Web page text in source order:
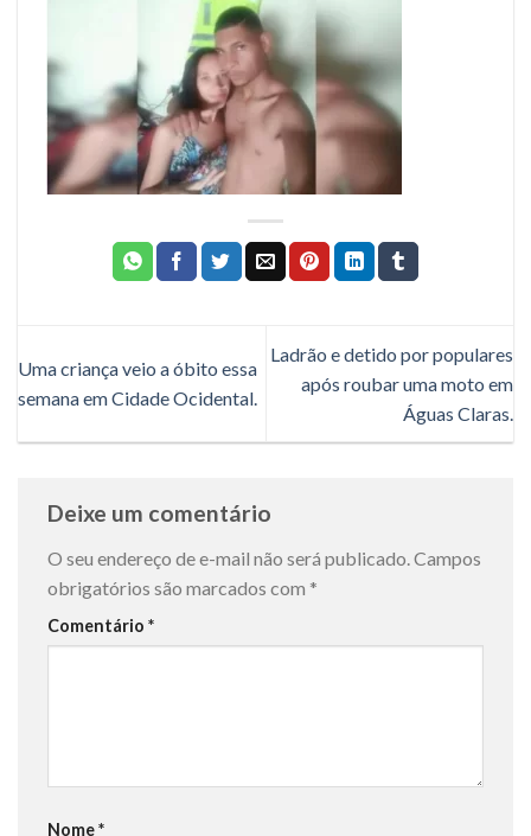
Uma criança veio a óbito essa
semana em Cidade Ocidental.
Ladrão e detido por populares
após roubar uma moto em
Águas Claras.
Deixe um comentário
O seu endereço de e-mail não será publicado. Campos
obrigatórios são marcados com *
Comentário *
Nome*